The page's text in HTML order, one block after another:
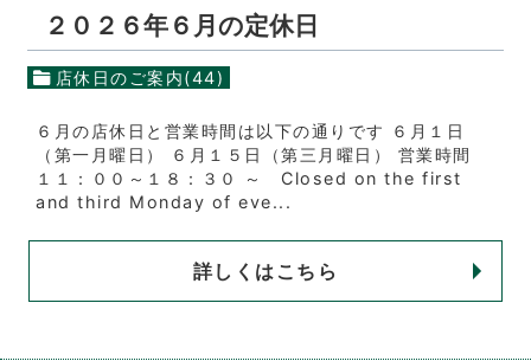
２０２６年６月の定休日
店休日のご案内(44)
６月の店休日と営業時間は以下の通りです ６月１日
（第一月曜日） ６月１５日（第三月曜日） 営業時間
１１：００～１８：３０ ～ Closed on the first
and third Monday of eve...
詳しくはこちら